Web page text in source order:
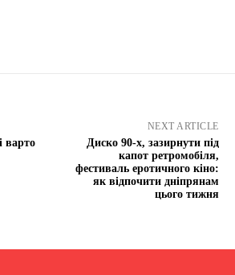
варто
NEXT ARTICLE
Диско 90-х, зазирнути під
капот ретромобіля,
фестиваль еротичного кіно:
як відпочити дніпрянам
цього тижня